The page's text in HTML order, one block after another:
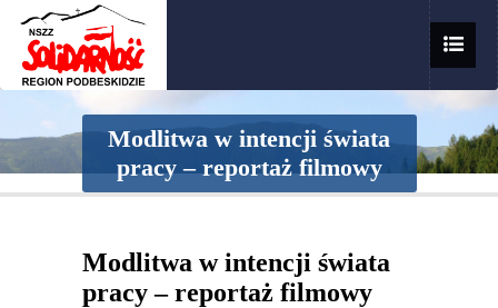
Modlitwa w intencji świata
pracy – reportaż filmowy
Modlitwa w intencji świata
pracy – reportaż filmowy